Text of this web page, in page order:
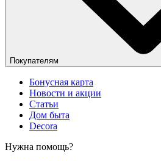
Покупателям
Бонусная карта
Новости и акции
Статьи
Дом быта
Decora
Нужна помощь?